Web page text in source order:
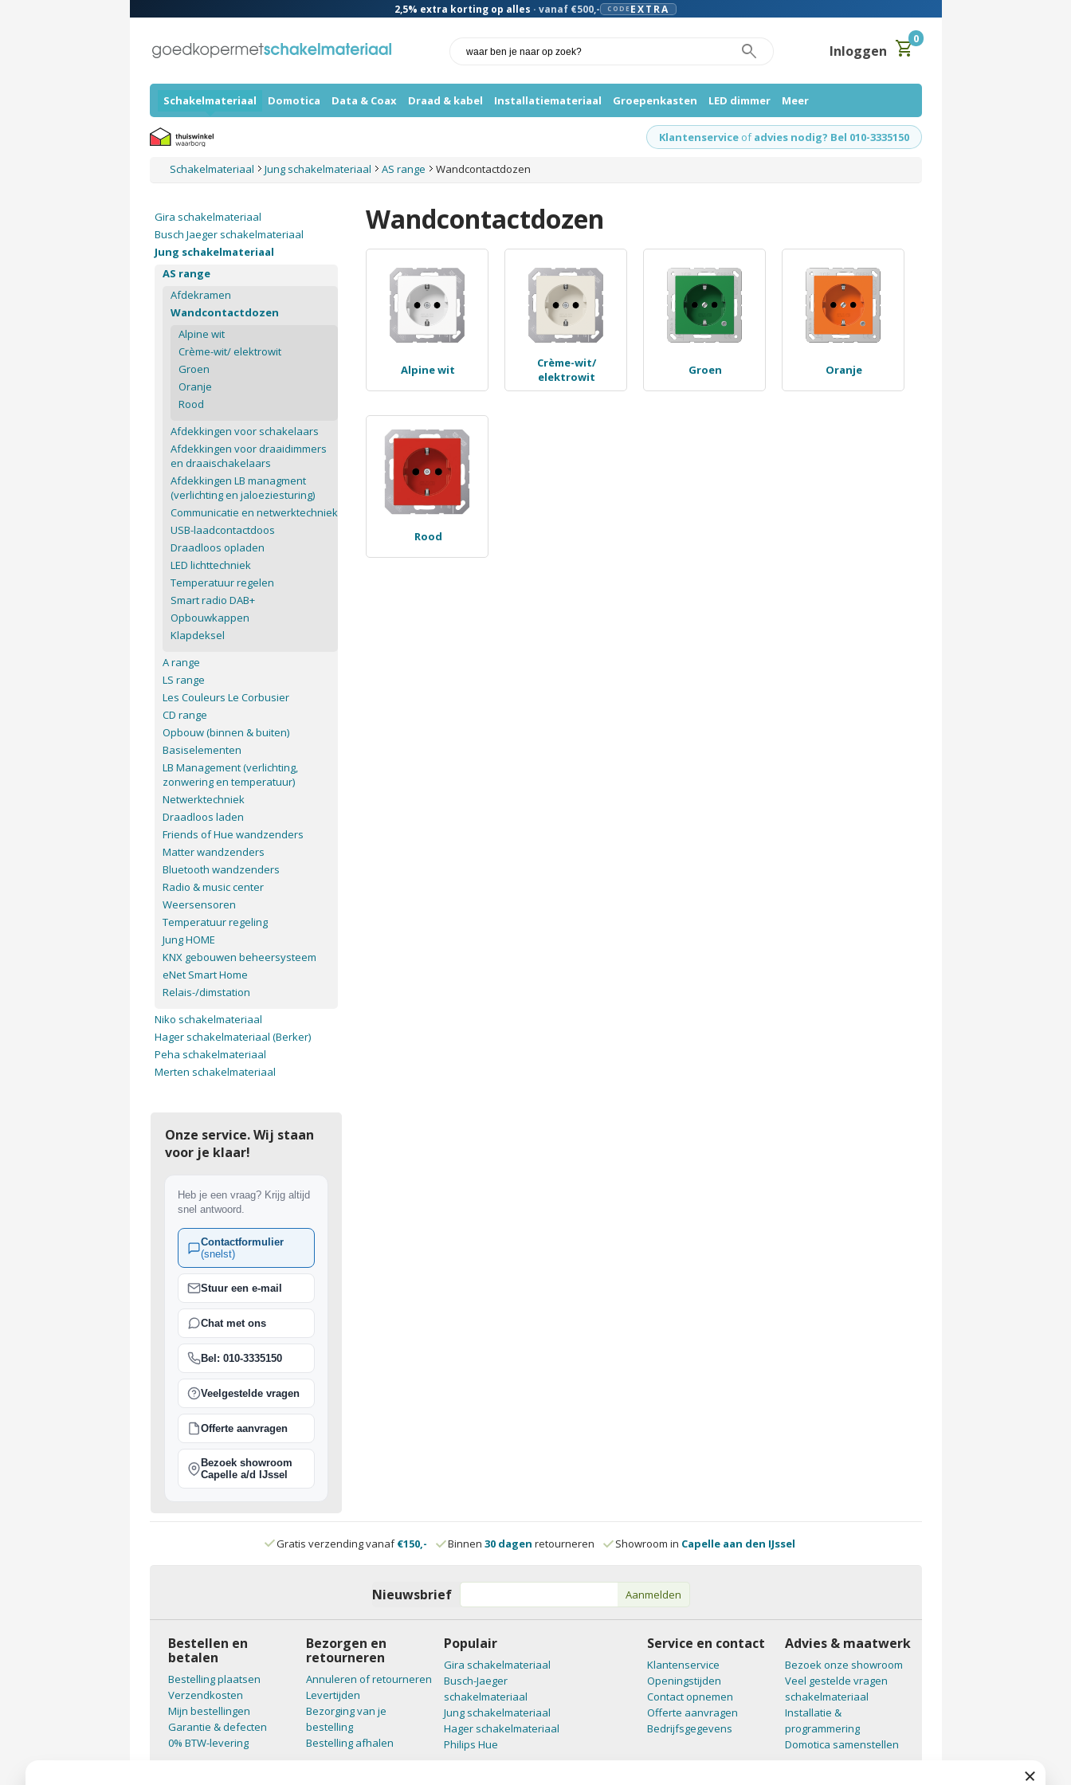
2,5% extra korting op alles · vanaf €500,- CODE EXTRA
search Inloggen shopping_cart0
Schakelmateriaal Domotica Data & Coax Draad & kabel Installatiemateriaal Groepenkasten LED dimmer Meer
Klantenservice of advies nodig? Bel 010-3335150
Schakelmateriaal Jung schakelmateriaal AS range Wandcontactdozen
Wandcontactdozen
Alpine wit
Crème-wit/
elektrowit
Groen Oranje
Rood
Gira schakelmateriaal
Busch Jaeger schakelmateriaal
Jung schakelmateriaal
AS range
Afdekramen
Wandcontactdozen
Alpine wit
Crème-wit/ elektrowit
Groen
Oranje
Rood
Afdekkingen voor schakelaars
Afdekkingen voor draaidimmers
en draaischakelaars
Afdekkingen LB managment
(verlichting en jaloeziesturing)
Communicatie en netwerktechniek
USB-laadcontactdoos
Draadloos opladen
LED lichttechniek
Temperatuur regelen
Smart radio DAB+
Opbouwkappen
Klapdeksel
A range
LS range
Les Couleurs Le Corbusier
CD range
Opbouw (binnen & buiten)
Basiselementen
LB Management (verlichting,
zonwering en temperatuur)
Netwerktechniek
Draadloos laden
Friends of Hue wandzenders
Matter wandzenders
Bluetooth wandzenders
Radio & music center
Weersensoren
Temperatuur regeling
Jung HOME
KNX gebouwen beheersysteem
eNet Smart Home
Relais-/dimstation
Niko schakelmateriaal
Hager schakelmateriaal (Berker)
Peha schakelmateriaal
Merten schakelmateriaal
Onze service. Wij staan
voor je klaar!
Heb je een vraag? Krijg altijd
snel antwoord.
Contactformulier
(snelst)
Stuur een e-mail
Chat met ons
Bel: 010-3335150
Veelgestelde vragen
Offerte aanvragen
Bezoek showroom
Capelle a/d IJssel
Gratis verzending vanaf€150,- Binnen 30 dagen retourneren Showroom in Capelle aan den IJssel
Nieuwsbrief Aanmelden
Bestellen en
betalen
Bestelling plaatsen
Verzendkosten
Mijn bestellingen
Garantie & defecten
0% BTW-levering
Bezorgen en
retourneren
Annuleren of retourneren
Levertijden
Bezorging van je
bestelling
Bestelling afhalen
Populair
Gira schakelmateriaal
Busch-Jaeger
schakelmateriaal
Jung schakelmateriaal
Hager schakelmateriaal
Philips Hue
Service en contact
Klantenservice
Openingstijden
Contact opnemen
Offerte aanvragen
Bedrijfsgegevens
Advies & maatwerk
Bezoek onze showroom
Veel gestelde vragen
schakelmateriaal
Installatie &
programmering
Domotica samenstellen